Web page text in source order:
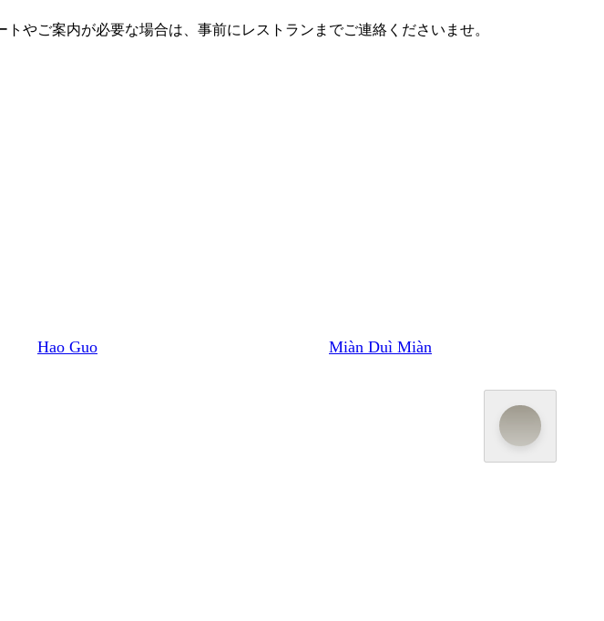
やご案内が必要な場合は、事前にレストランまでご連絡くださいませ。
Hao Guo Miàn Duì Miàn